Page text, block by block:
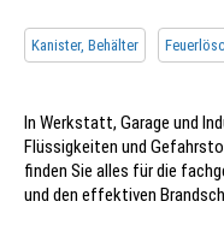
Kanister, Behälter
In Werkstatt, Garage und
Flüssigkeiten und
finden Sie alles für die
und den effektiven